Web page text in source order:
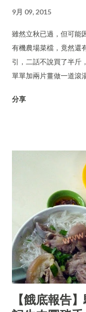
9月 09, 2015
雖然立秋已過，但可能
有機農場菜檔，竟然還
引，二話不說買了半斤
單單加兩片薑做一道滾
分享
【餓底報告